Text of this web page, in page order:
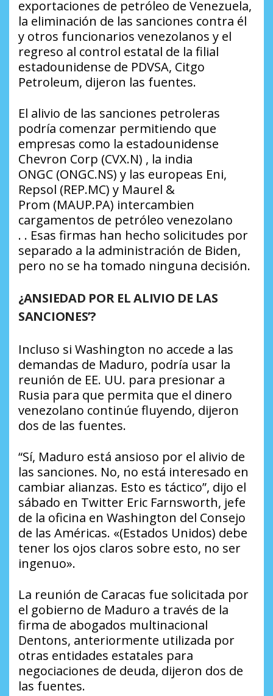
exportaciones de petróleo de Venezuela,
la eliminación de las sanciones contra él
y otros funcionarios venezolanos y el
regreso al control estatal de la filial
estadounidense de PDVSA, Citgo
Petroleum, dijeron las fuentes.
El alivio de las sanciones petroleras
podría comenzar permitiendo que
empresas como la estadounidense
Chevron Corp (CVX.N) , la india
ONGC (ONGC.NS) y las europeas Eni,
Repsol (REP.MC) y Maurel &
Prom (MAUP.PA) intercambien
cargamentos de petróleo venezolano
. . Esas firmas han hecho solicitudes por
separado a la administración de Biden,
pero no se ha tomado ninguna decisión.
¿ANSIEDAD POR EL ALIVIO DE LAS
SANCIONES’?
Incluso si Washington no accede a las
demandas de Maduro, podría usar la
reunión de EE. UU. para presionar a
Rusia para que permita que el dinero
venezolano continúe fluyendo, dijeron
dos de las fuentes.
“Sí, Maduro está ansioso por el alivio de
las sanciones. No, no está interesado en
cambiar alianzas. Esto es táctico”, dijo el
sábado en Twitter Eric Farnsworth, jefe
de la oficina en Washington del Consejo
de las Américas. «(Estados Unidos) debe
tener los ojos claros sobre esto, no ser
ingenuo».
La reunión de Caracas fue solicitada por
el gobierno de Maduro a través de la
firma de abogados multinacional
Dentons, anteriormente utilizada por
otras entidades estatales para
negociaciones de deuda, dijeron dos de
las fuentes.